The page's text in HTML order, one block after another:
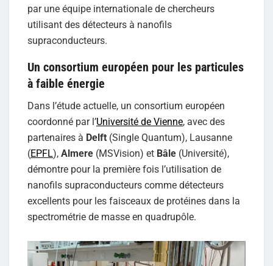
par une équipe internationale de chercheurs
utilisant des détecteurs à nanofils
supraconducteurs.
Un consortium européen pour les particules
à faible énergie
Dans l’étude actuelle, un consortium européen
coordonné par l’Université de Vienne, avec des
partenaires à Delft (Single Quantum), Lausanne
(EPFL), Almere (MSVision) et Bâle (Université),
démontre pour la première fois l’utilisation de
nanofils supraconducteurs comme détecteurs
excellents pour les faisceaux de protéines dans la
spectrométrie de masse en quadrupôle.